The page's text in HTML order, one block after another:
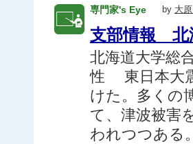
専門家's Eye by 大
支部情報 北
北海道大学総
性 東日本大
けた。多くの
て、津波被害
われつつある